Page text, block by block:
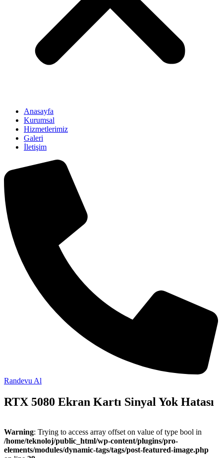
Anasayfa
Kurumsal
Hizmetlerimiz
Galeri
İletişim
Randevu Al
RTX 5080 Ekran Kartı Sinyal Yok Hatası
Warning: Trying to access array offset on value of type bool in
/home/teknoloj/public_html/wp-content/plugins/pro-
elements/modules/dynamic-tags/tags/post-featured-image.php